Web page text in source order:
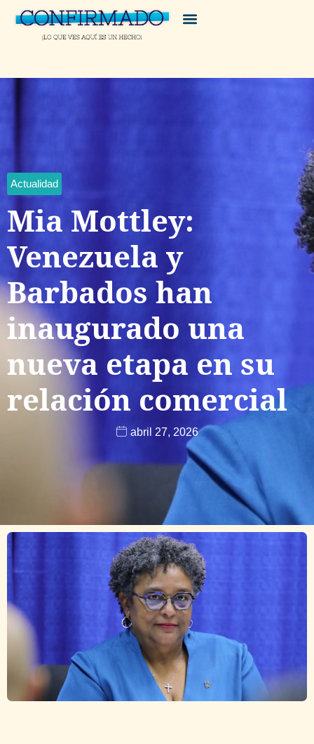
Actualidad
Mia Mottley:
Venezuela y
Barbados han
inaugurado una
nueva etapa en su
relación comercial
abril 27, 2026